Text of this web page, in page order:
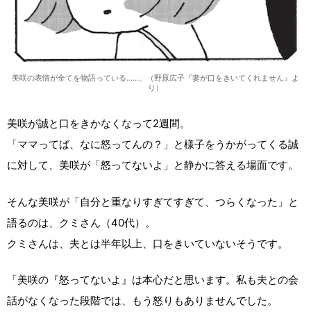
美咲の表情が全てを物語っている……。（野原広子『妻が口をきいてくれません』よ
り）
美咲が誠と口をきかなくなって2週間。
「ママってば、なに怒ってんの？」と様子をうかがってくる誠
に対して、美咲が「怒ってないよ」と静かに答える場面です。
そんな美咲が「自分と重なりすぎてすぎて、つらくなった」と
語るのは、クミさん（40代）。
クミさんは、夫とは半年以上、口をきいていないそうです。
「美咲の『怒ってないよ』は本心だと思います。私も夫との会
話がなくなった段階では、もう怒りもありませんでした。